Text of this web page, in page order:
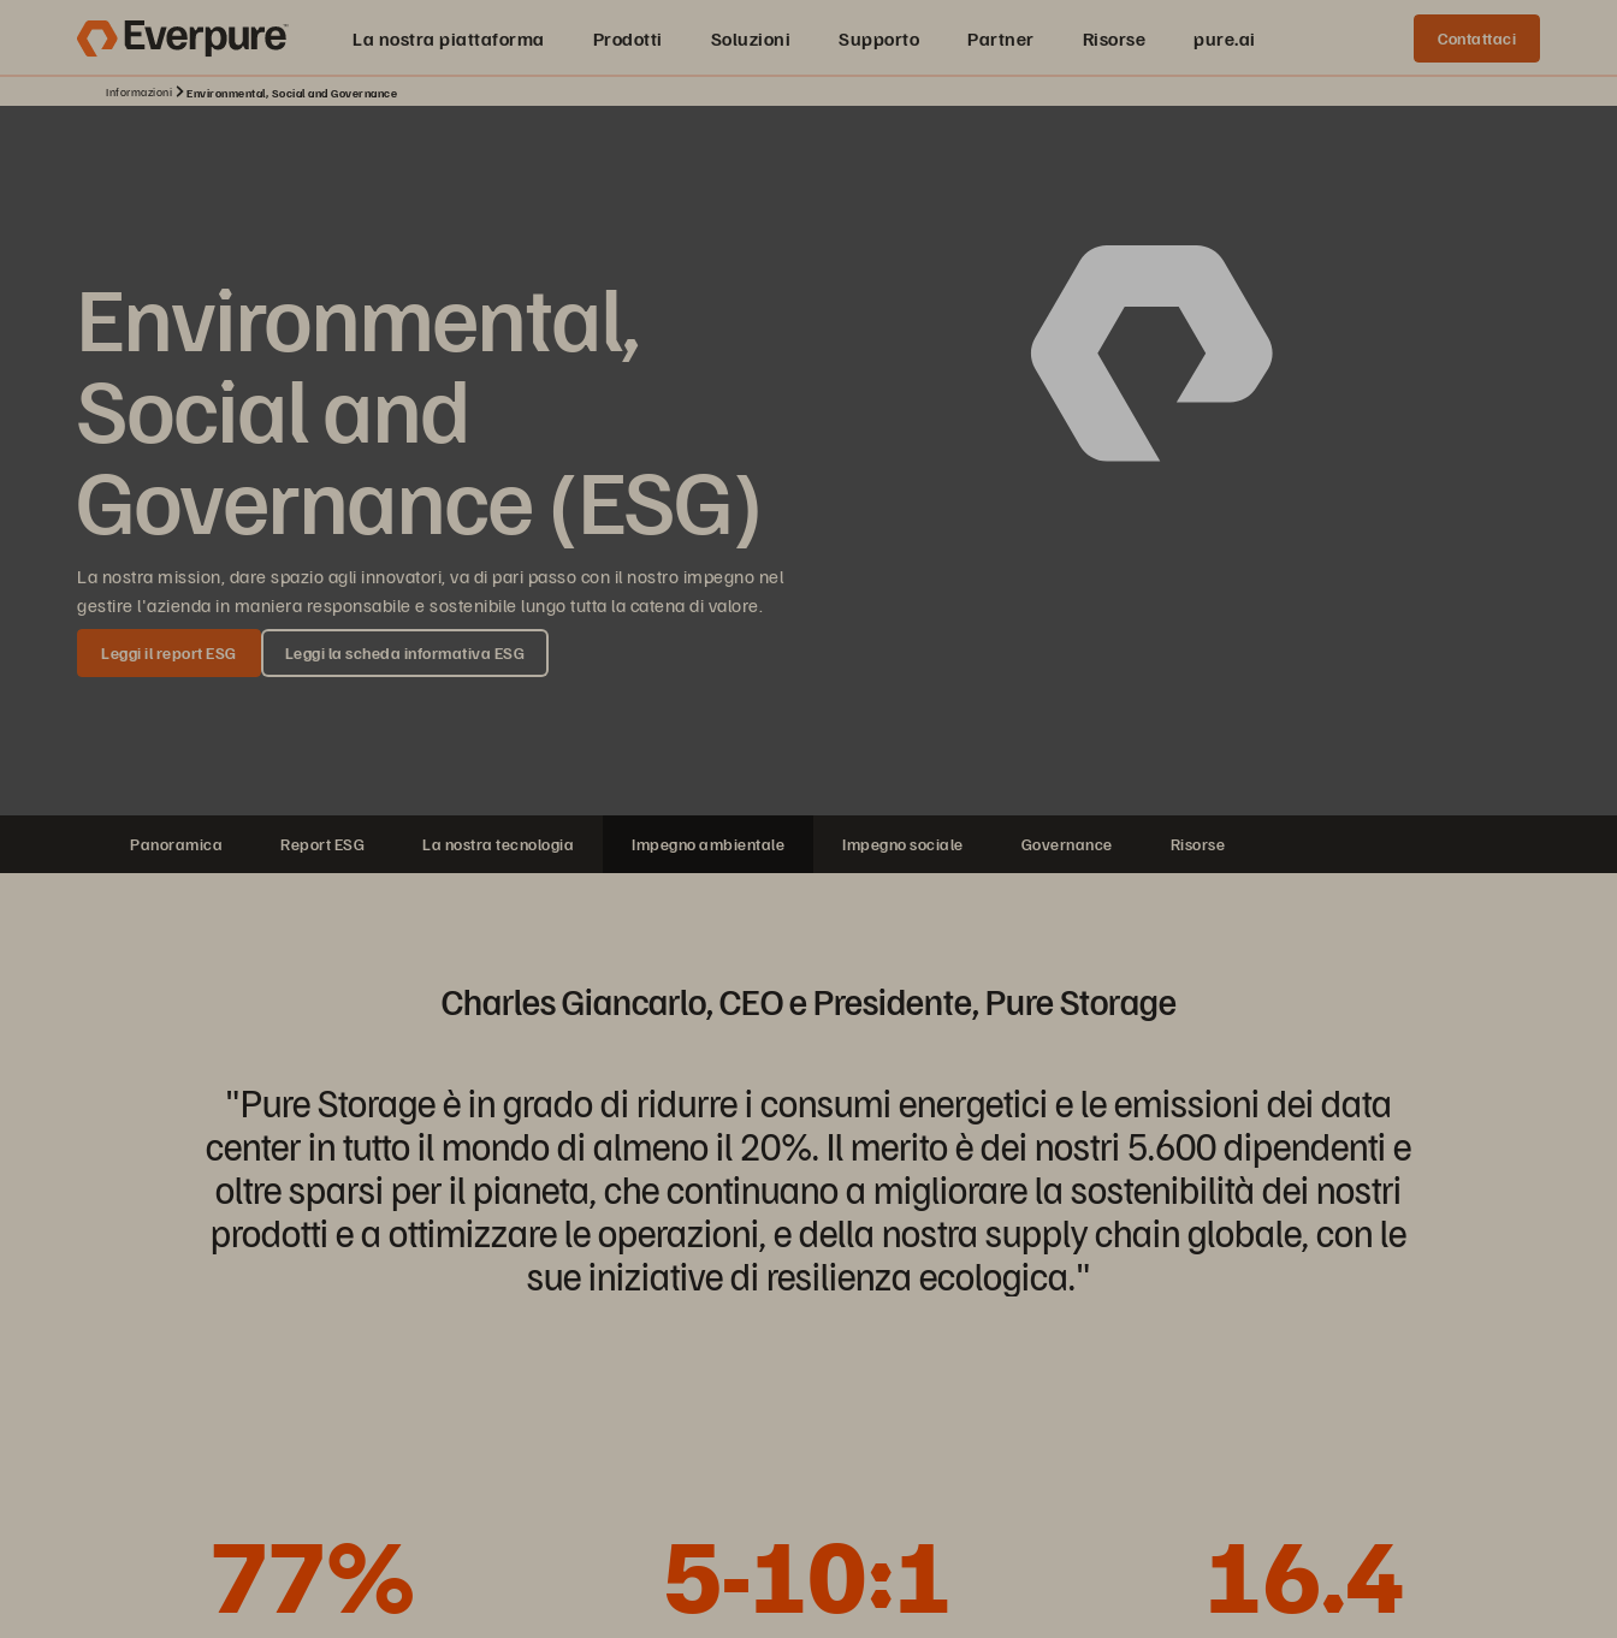
La nostra piattaforma Prodotti Soluzioni Supporto Partner Risorse pure.ai Contattaci
Informazioni Environmental, Social and Governance
Environmental,
Social and
Governance (ESG)
La nostra mission, dare spazio agli innovatori, va di pari passo con il nostro impegno nel
gestire l'azienda in maniera responsabile e sostenibile lungo tutta la catena di valore.
Leggi il report ESG Leggi la scheda informativa ESG
Panoramica Report ESG La nostra tecnologia Impegno ambientale Impegno sociale Governance Risorse
Charles Giancarlo, CEO e Presidente, Pure Storage
"Pure Storage è in grado di ridurre i consumi energetici e le emissioni dei data
center in tutto il mondo di almeno il 20%. Il merito è dei nostri 5.600 dipendenti e
oltre sparsi per il pianeta, che continuano a migliorare la sostenibilità dei nostri
prodotti e a ottimizzare le operazioni, e della nostra supply chain globale, con le
sue iniziative di resilienza ecologica."
77% 5-10:1 16.4